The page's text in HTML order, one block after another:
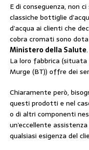
E di conseguenza, non
classiche bottiglie
d’acqua ai clienti che
cobra cromati sono
Ministero della Salute.
La loro fabbrica (situata
Murge (BT)) offre dei
Chiaramente però,
questi prodotti e nel
o di altri componenti
un’eccellente
qualsiasi esigenza del